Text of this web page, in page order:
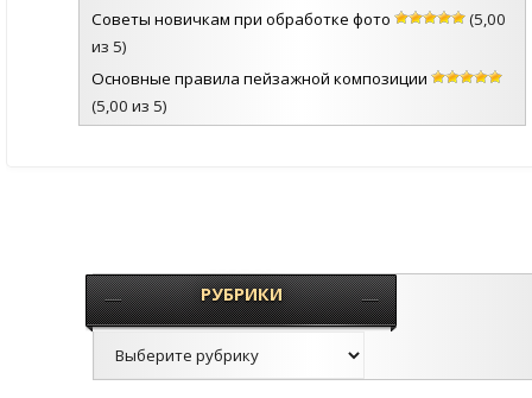
Советы новичкам при обработке фото
(5,00
из 5)
Основные правила пейзажной композиции
(5,00 из 5)
РУБРИКИ